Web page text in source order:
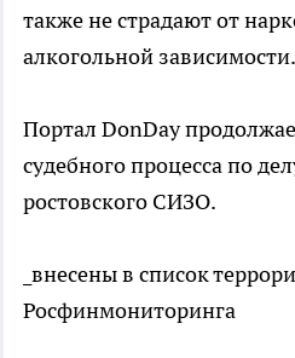
также не страдают от
алкогольной зависимости.
Портал DonDay
судебного процесса по
ростовского СИЗО.
_внесены в список
Росфинмониторинга